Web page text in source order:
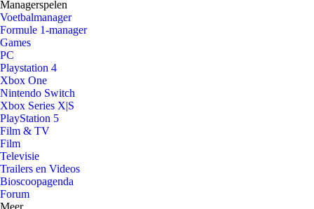
Managerspelen
Voetbalmanager
Formule 1-manager
Games
PC
Playstation 4
Xbox One
Nintendo Switch
Xbox Series X|S
PlayStation 5
Film & TV
Film
Televisie
Trailers en Videos
Bioscoopagenda
Forum
Meer